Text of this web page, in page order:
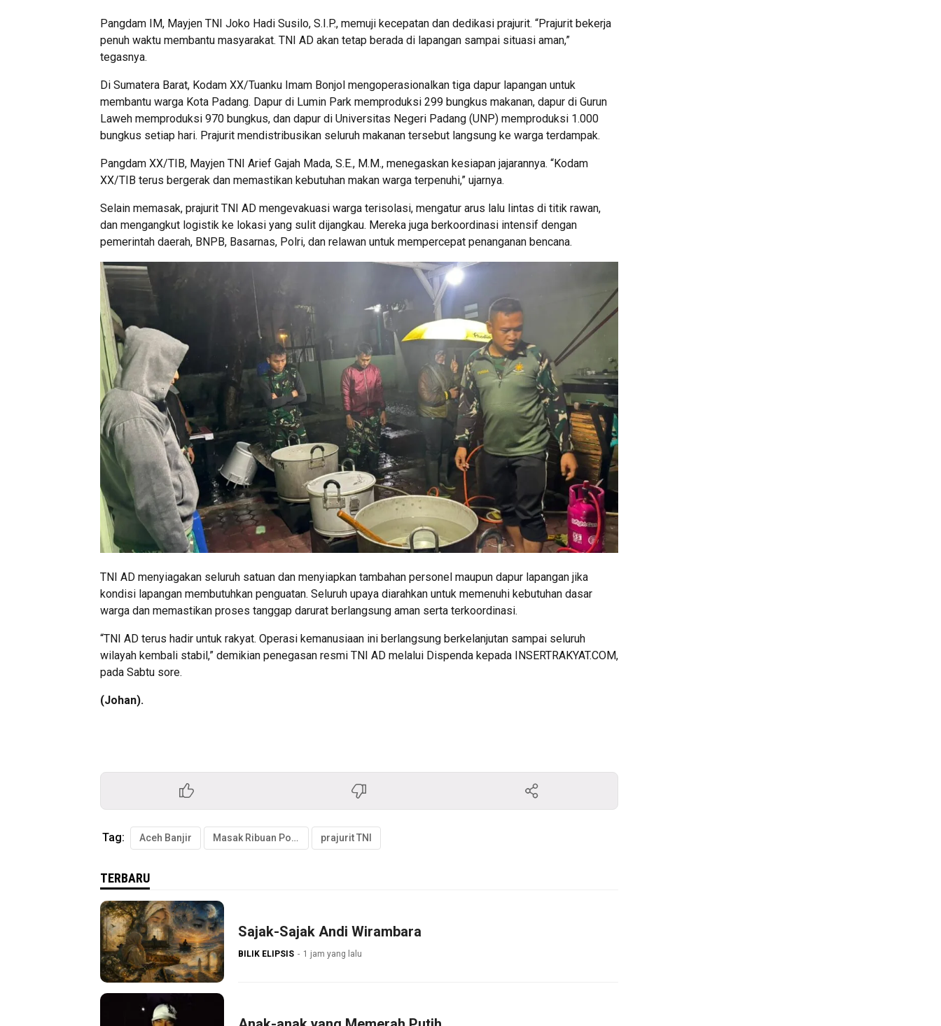
Pangdam IM, Mayjen TNI Joko Hadi Susilo, S.I.P., memuji kecepatan dan dedikasi prajurit. “Prajurit bekerja
penuh waktu membantu masyarakat. TNI AD akan tetap berada di lapangan sampai situasi aman,”
tegasnya.
Di Sumatera Barat, Kodam XX/Tuanku Imam Bonjol mengoperasionalkan tiga dapur lapangan untuk
membantu warga Kota Padang. Dapur di Lumin Park memproduksi 299 bungkus makanan, dapur di Gurun
Laweh memproduksi 970 bungkus, dan dapur di Universitas Negeri Padang (UNP) memproduksi 1.000
bungkus setiap hari. Prajurit mendistribusikan seluruh makanan tersebut langsung ke warga terdampak.
Pangdam XX/TIB, Mayjen TNI Arief Gajah Mada, S.E., M.M., menegaskan kesiapan jajarannya. “Kodam
XX/TIB terus bergerak dan memastikan kebutuhan makan warga terpenuhi,” ujarnya.
Selain memasak, prajurit TNI AD mengevakuasi warga terisolasi, mengatur arus lalu lintas di titik rawan,
dan mengangkut logistik ke lokasi yang sulit dijangkau. Mereka juga berkoordinasi intensif dengan
pemerintah daerah, BNPB, Basarnas, Polri, dan relawan untuk mempercepat penanganan bencana.
TNI AD menyiagakan seluruh satuan dan menyiapkan tambahan personel maupun dapur lapangan jika
kondisi lapangan membutuhkan penguatan. Seluruh upaya diarahkan untuk memenuhi kebutuhan dasar
warga dan memastikan proses tanggap darurat berlangsung aman serta terkoordinasi.
“TNI AD terus hadir untuk rakyat. Operasi kemanusiaan ini berlangsung berkelanjutan sampai seluruh
wilayah kembali stabil,” demikian penegasan resmi TNI AD melalui Dispenda kepada INSERTRAKYAT.COM,
pada Sabtu sore.
(Johan).
Tag: Aceh Banjir Masak Ribuan Porsi makan Korban Banjir prajurit TNI
TERBARU
Sajak-Sajak Andi Wirambara
BILIK ELIPSIS 1 jam yang lalu